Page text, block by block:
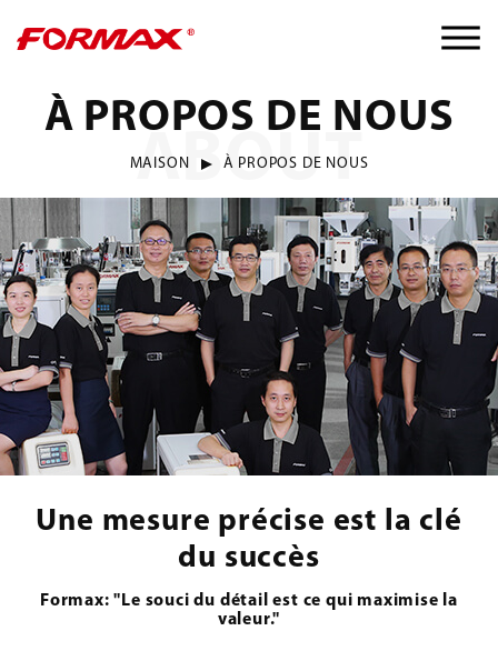
À PROPOS DE NOUS
MAISON À PROPOS DE NOUS
ABOUT
Une mesure précise est la clé
du succès
Formax: "Le souci du détail est ce qui maximise la
valeur."